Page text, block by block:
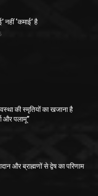
नहीं ‘कमाई’ है
की स्मृतियों का खजाना है
और पलामू”
और ब्राह्मणों से द्वेष का परिणाम